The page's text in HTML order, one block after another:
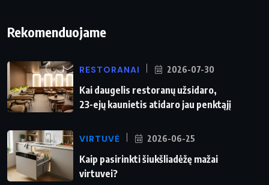
Rekomenduojame
RESTORANAI 2026-07-30
Kai daugelis restoranų užsidaro,
23-ejų kaunietis atidaro jau penktąjį
VIRTUVĖ 2026-06-25
Kaip pasirinkti šiukšliadėžę mažai
virtuvei?